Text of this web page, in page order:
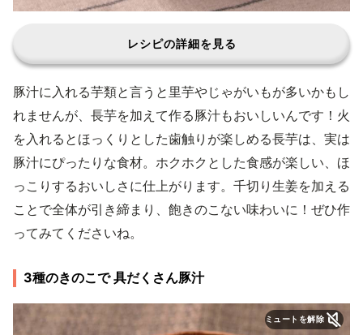
レシピの詳細を見る
豚汁に入れる芋類と言うと里芋やじゃがいもが多いかもし
れませんが、長芋を加えて作る豚汁もおいしいんです！火
を入れるとほっくりとした歯触りが楽しめる長芋は、実は
豚汁にぴったりな食材。ホクホクとした食感が楽しい、ほ
っこりするおいしさに仕上がります。千切り生姜を加える
ことで全体が引き締まり、飽きのこない味わいに！ぜひ作
ってみてくださいね。
3種のきのこで 具だくさん豚汁
ミュートを解除